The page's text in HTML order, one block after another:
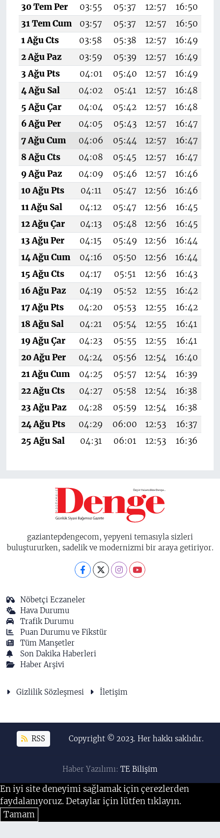
30 Tem Per
03:55 05:37 12:57 16:50
31 Tem Cum
03:57 05:37 12:57 16:50
1 Ağu Cts
03:58 05:38 12:57 16:49
2 Ağu Paz
03:59 05:39 12:57 16:49
3 Ağu Pts
04:01 05:40 12:57 16:49
4 Ağu Sal
04:02 05:41 12:57 16:48
5 Ağu Çar
04:04 05:42 12:57 16:48
6 Ağu Per
04:05 05:43 12:57 16:47
7 Ağu Cum
04:06 05:44 12:57 16:47
8 Ağu Cts
04:08 05:45 12:57 16:47
9 Ağu Paz
04:09 05:46 12:57 16:46
10 Ağu Pts
04:11 05:47 12:56 16:46
11 Ağu Sal
04:12 05:47 12:56 16:45
12 Ağu Çar
04:13 05:48 12:56 16:45
13 Ağu Per
04:15 05:49 12:56 16:44
14 Ağu Cum
04:16 05:50 12:56 16:44
15 Ağu Cts
04:17 05:51 12:56 16:43
16 Ağu Paz
04:19 05:52 12:55 16:42
17 Ağu Pts
04:20 05:53 12:55 16:42
18 Ağu Sal
04:21 05:54 12:55 16:41
19 Ağu Çar
04:23 05:55 12:55 16:41
20 Ağu Per
04:24 05:56 12:54 16:40
21 Ağu Cum
04:25 05:57 12:54 16:39
22 Ağu Cts
04:27 05:58 12:54 16:38
23 Ağu Paz
04:28 05:59 12:54 16:38
24 Ağu Pts
04:29 06:00 12:53 16:37
25 Ağu Sal
04:31 06:01 12:53 16:36
gaziantepdengecom, yepyeni temasıyla sizleri
buluştururken, sadelik ve modernizmi bir araya getiriyor.
Nöbetçi Eczaneler
Hava Durumu
Trafik Durumu
Puan Durumu ve Fikstür
Tüm Manşetler
Son Dakika Haberleri
Haber Arşivi
Gizlilik Sözleşmesi İletişim
RSS Copyright © 2023. Her hakkı saklıdır.
Haber Yazılımı: TE Bilişim
En iyi site deneyimi sağlamak için çerezlerden
faydalanıyoruz. Detaylar için lütfen tıklayın.
Tamam